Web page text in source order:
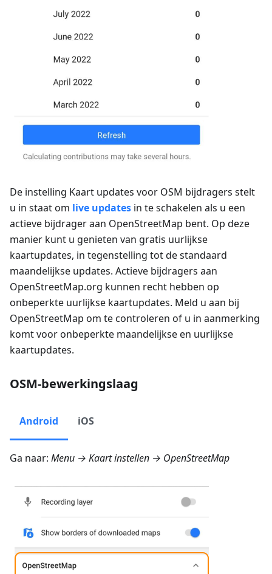
De instelling Kaart updates voor OSM bijdragers stelt
u in staat om live updates in te schakelen als u een
actieve bijdrager aan OpenStreetMap bent. Op deze
manier kunt u genieten van gratis uurlijkse
kaartupdates, in tegenstelling tot de standaard
maandelijkse updates. Actieve bijdragers aan
OpenStreetMap.org kunnen recht hebben op
onbeperkte uurlijkse kaartupdates. Meld u aan bij
OpenStreetMap om te controleren of u in aanmerking
komt voor onbeperkte maandelijkse en uurlijkse
kaartupdates.
OSM-bewerkingslaag
Android iOS
Ga naar: Menu → Kaart instellen → OpenStreetMap